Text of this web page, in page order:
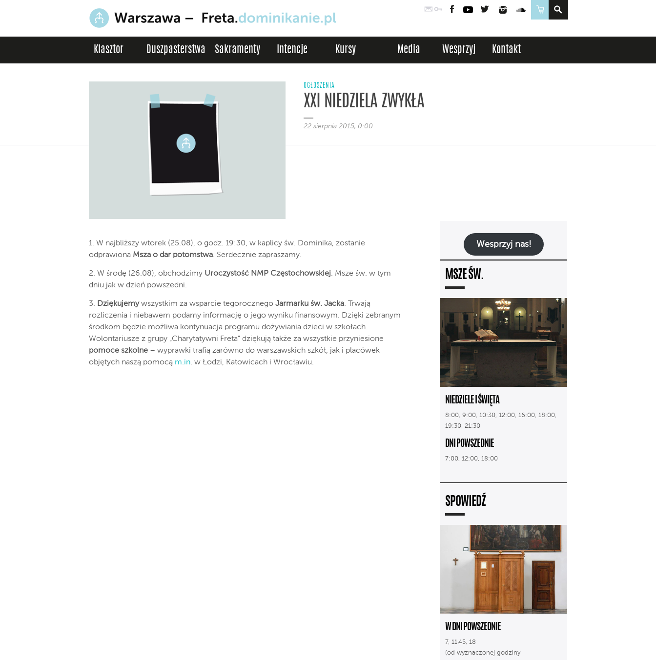
PocztaLogowanie
FacebookYouTubeTwitter InstagramSoundCloud
Sklep
Klasztor Duszpasterstwa Sakramenty Intencje Kursy Media Wesprzyj Kontakt
OGŁOSZENIA
XXI NIEDZIELA ZWYKŁA
22 sierpnia 2015, 0:00
1. W najbliższy wtorek (25.08), o godz. 19:30, w kaplicy św. Dominika, zostanie
odprawiona Msza o dar potomstwa. Serdecznie zapraszamy.
2. W środę (26.08), obchodzimy Uroczystość NMP Częstochowskiej. Msze św. w tym
dniu jak w dzień powszedni.
3. Dziękujemywszystkim za wsparcie tegorocznego Jarmarku św. Jacka. Trwają
rozliczenia i niebawem podamy informację o jego wyniku finansowym. Dzięki zebranym
środkom będzie możliwa kontynuacja programu dożywiania dzieci w szkołach.
Wolontariusze z grupy „Charytatywni Freta” dziękują także za wszystkie przyniesione
pomoce szkolne – wyprawki trafią zarówno do warszawskich szkół, jak i placówek
objętych naszą pomocą m.in. w Łodzi, Katowicach i Wrocławiu.
Wesprzyj nas!
MSZE ŚW.
NIEDZIELE I ŚWIĘTA
8:00, 9:00, 10:30, 12:00, 16:00, 18:00,
19:30, 21:30
DNI POWSZEDNIE
7:00, 12:00, 18:00
SPOWIEDŹ
W DNI POWSZEDNIE
7, 11.45, 18
(od wyznaczonej godziny